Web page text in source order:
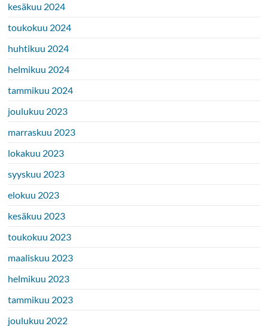
kesäkuu 2024
toukokuu 2024
huhtikuu 2024
helmikuu 2024
tammikuu 2024
joulukuu 2023
marraskuu 2023
lokakuu 2023
syyskuu 2023
elokuu 2023
kesäkuu 2023
toukokuu 2023
maaliskuu 2023
helmikuu 2023
tammikuu 2023
joulukuu 2022